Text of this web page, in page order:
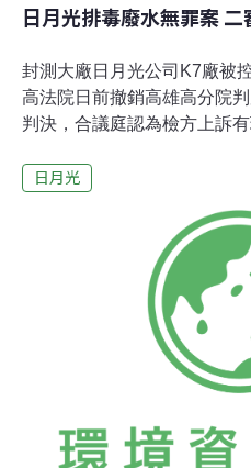
日月光排毒廢水無罪案
封測大廠日月光公司K7廠被
高法院日前撤銷高雄高分院
判決，合議庭認為檢方上訴
二審無罪判決確定。承審本
酸等重金屬污泥，有害人體
法沒有刑責，但排放污泥等
法，且被告在偵訊時承認，
卻「以生產線為重」，不願
應變不足，而是顯有犯意，
為檢方引用法條不當，認定
「偷排有害毒水」，將五名
日月光